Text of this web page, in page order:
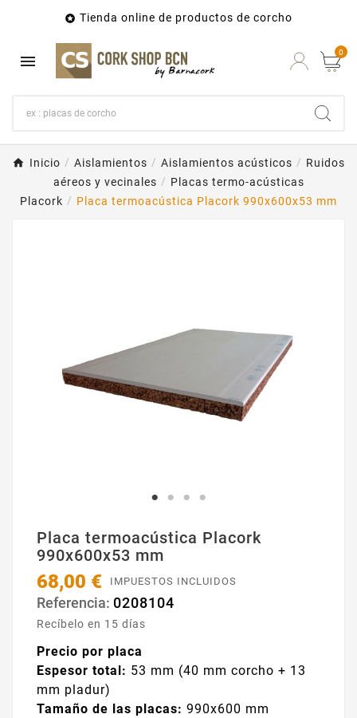
 Tienda online de productos de corcho
 0
Inicio Aislamientos Aislamientos acústicos
Ruidos
aéreos y vecinales
Placas termo-acústicas
Placork
Placa termoacústica Placork 990x600x53 mm
Placa termoacústica Placork
990x600x53 mm
68,00 € IMPUESTOS INCLUIDOS
Referencia: 0208104
Recíbelo en 15 días
Precio por placa
Espesor total: 53 mm (40 mm corcho + 13
mm pladur)
Tamaño de las placas: 990x600 mm